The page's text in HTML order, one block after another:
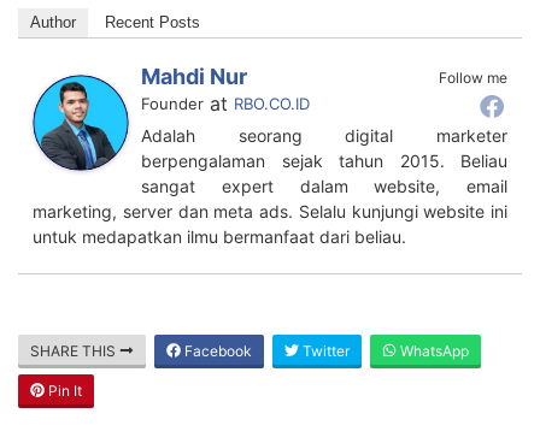
Author Recent Posts
Follow me
Mahdi Nur
Founder at RBO.CO.ID
Adalah seorang digital marketer
berpengalaman sejak tahun 2015. Beliau
sangat expert dalam website, email
marketing, server dan meta ads. Selalu kunjungi website ini
untuk medapatkan ilmu bermanfaat dari beliau.
SHARE THIS Facebook Twitter WhatsApp
Pin It